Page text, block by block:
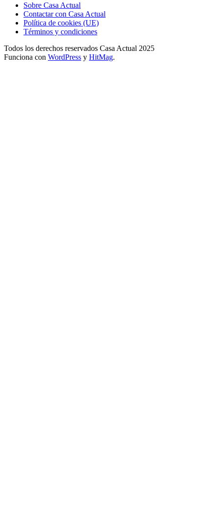
Sobre Casa Actual
Contactar con Casa Actual
Política de cookies (UE)
Términos y condiciones
Todos los derechos reservados Casa Actual 2025
Funciona con WordPress y HitMag.